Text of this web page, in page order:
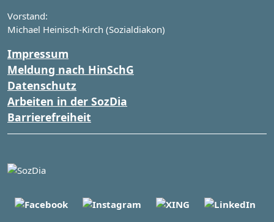
Vorstand:
Michael Heinisch-Kirch (Sozialdiakon)
Impressum
Meldung nach HinSchG
Datenschutz
Arbeiten in der SozDia
Barrierefreiheit